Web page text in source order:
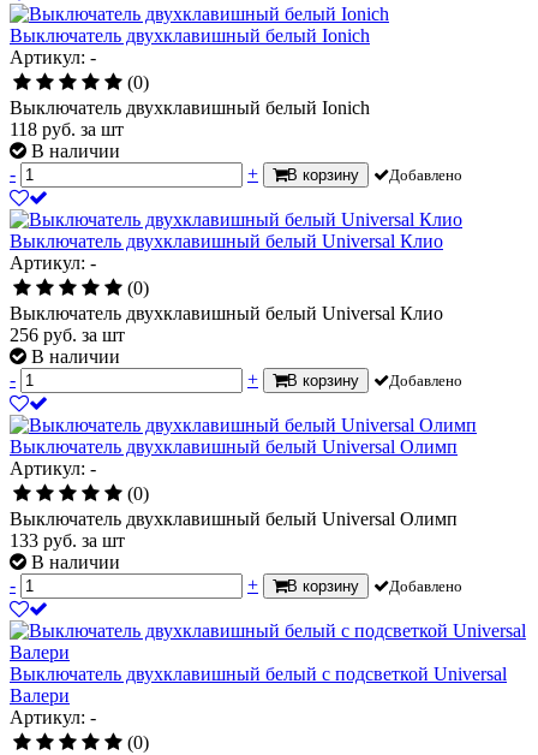
Выключатель двухклавишный белый Ionich
Артикул: -
(0)
Выключатель двухклавишный белый Ionich
118 руб. за шт
В наличии
-
+ В корзину Добавлено
Выключатель двухклавишный белый Universal Клио
Артикул: -
(0)
Выключатель двухклавишный белый Universal Клио
256 руб. за шт
В наличии
-
+ В корзину Добавлено
Выключатель двухклавишный белый Universal Олимп
Артикул: -
(0)
Выключатель двухклавишный белый Universal Олимп
133 руб. за шт
В наличии
-
+ В корзину Добавлено
Выключатель двухклавишный белый с подсветкой Universal
Валери
Артикул: -
(0)